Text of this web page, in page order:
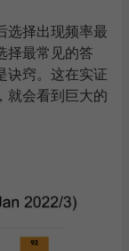
选择出现频率最
择最常见的答
诀窍。这在实证
就会看到巨大的